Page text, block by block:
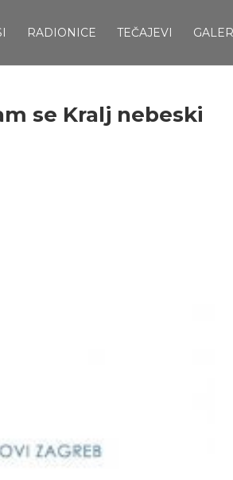
RADIONICE TEČAJEVI
se Kralj nebeski